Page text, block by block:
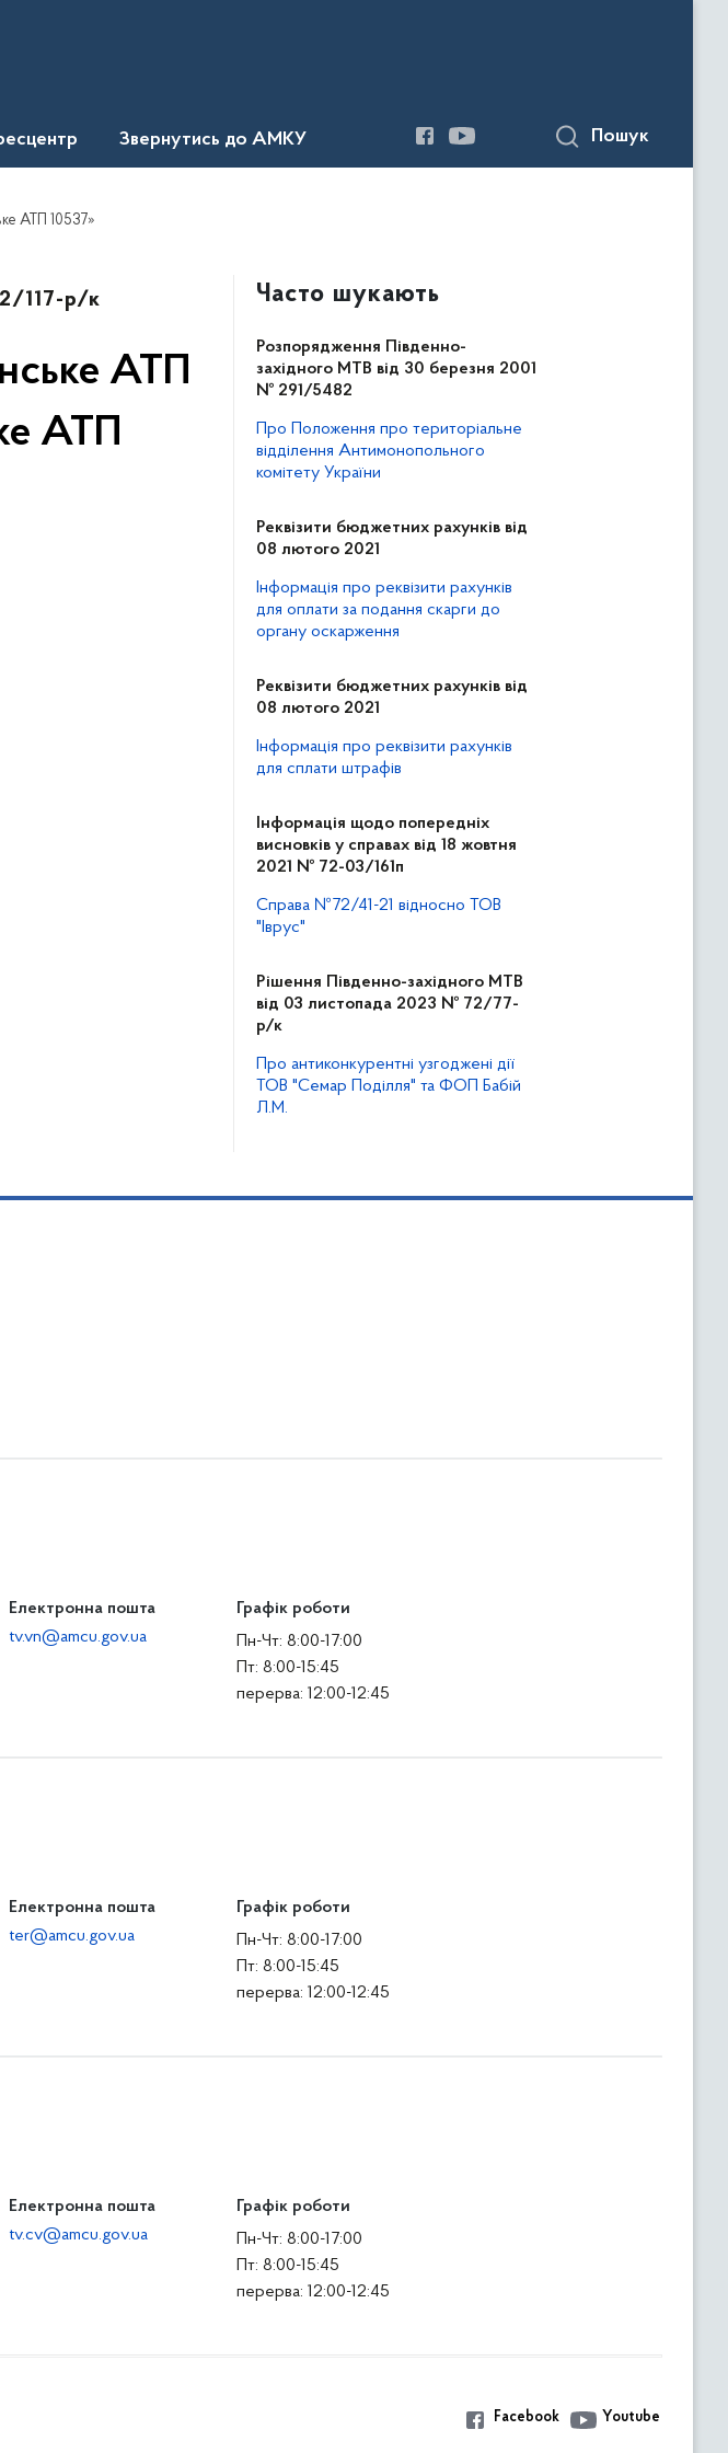
Звернутись до АМКУ Пошук
АТП 10537»
117-р/к
АТП
АТП
Часто шукають
Розпорядження Південно-
західного МТВ від 30 березня 2001
№ 291/5482
Про Положення про територіальне
відділення Антимонопольного
комітету України
Реквізити бюджетних рахунків від
08 лютого 2021
Інформація про реквізити рахунків
для оплати за подання скарги до
органу оскарження
Реквізити бюджетних рахунків від
08 лютого 2021
Інформація про реквізити рахунків
для сплати штрафів
Інформація щодо попередніх
висновків у справах від 18 жовтня
2021 № 72-03/161п
Справа №72/41-21 відносно ТОВ
"Іврус"
Рішення Південно-західного МТВ
від 03 листопада 2023 № 72/77-
р/к
Про антиконкурентні узгоджені дії
ТОВ "Семар Поділля" та ФОП Бабій
Л.М.
Електронна пошта
tv.vn@amcu.gov.ua
Графік роботи
Пн-Чт: 8:00-17:00
Пт: 8:00-15:45
перерва: 12:00-12:45
Електронна пошта
ter@amcu.gov.ua
Графік роботи
Пн-Чт: 8:00-17:00
Пт: 8:00-15:45
перерва: 12:00-12:45
Електронна пошта
tv.cv@amcu.gov.ua
Графік роботи
Пн-Чт: 8:00-17:00
Пт: 8:00-15:45
перерва: 12:00-12:45
Facebook Youtube